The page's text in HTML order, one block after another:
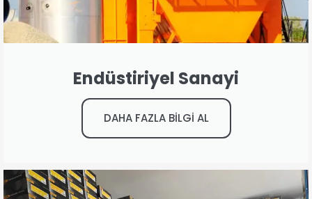
Endüstiriyel Sanayi
DAHA FAZLA BİLGİ AL